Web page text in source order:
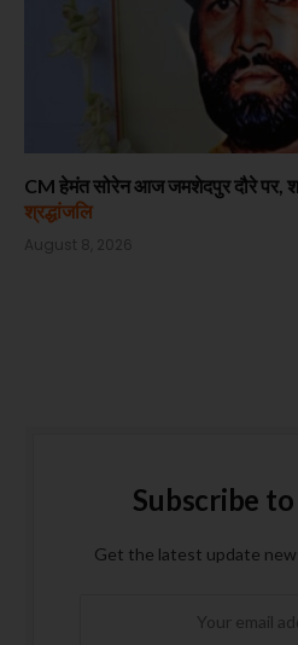
CM हेमंत सोरेन आज जमशेदपुर दौरे पर,
श्रद्धांजलि
August 8, 2026
Subscribe
Get the latest update